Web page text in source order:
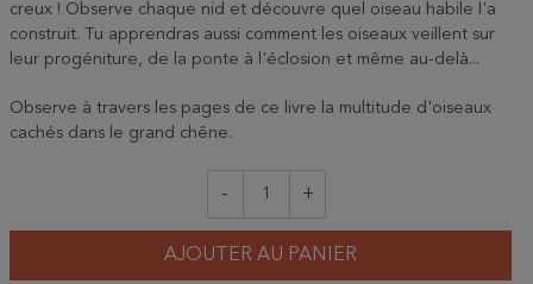
creux ! Observe chaque nid et découvre quel oiseau habile l'a
construit. Tu apprendras aussi comment les oiseaux veillent sur
leur progéniture, de la ponte à l'éclosion et même au-delà...
Observe à travers les pages de ce livre la multitude d'oiseaux
cachés dans le grand chêne.
- +
AJOUTER AU PANIER